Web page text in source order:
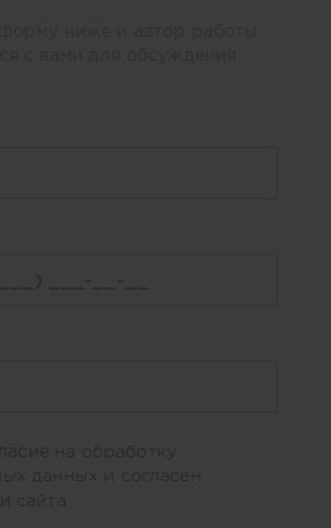
на обработку
данных и согласен
сайта